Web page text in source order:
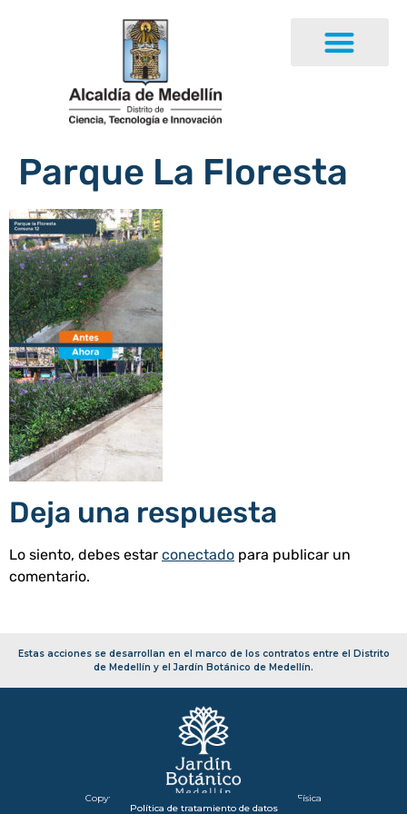
Parque La Floresta
Deja una respuesta
Lo siento, debes estar conectado para publicar un
comentario.
Estas acciones se desarrollan en el marco de los contratos entre el Distrito
de Medellín y el Jardín Botánico de Medellín.
Copyright 2026 – Secretaría de Infraestructura Física
Política de tratamiento de datos